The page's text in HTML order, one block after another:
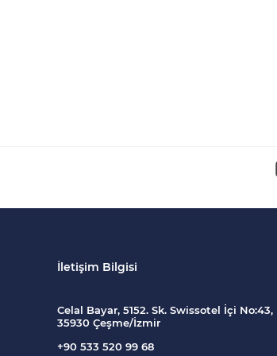
İletişim Bilgisi
Celal Bayar, 5152. Sk. Swissotel İçi No:43,
35930 Çeşme/İzmir
+90 533 520 99 68